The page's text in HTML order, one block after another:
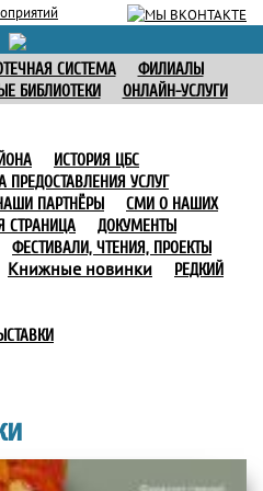
СИСТЕМА
ФИЛИАЛЫ
БИБЛИОТЕКИ ОНЛАЙН-УСЛУГИ
ИСТОРИЯ ЦБС
ПРЕДОСТАВЛЕНИЯ УСЛУГ
ПАРТНЁРЫ
СМИ О НАШИХ
СТРАНИЦА
ДОКУМЕНТЫ
ФЕСТИВАЛИ, ЧТЕНИЯ, ПРОЕКТЫ
Книжные новинки
РЕДКИЙ